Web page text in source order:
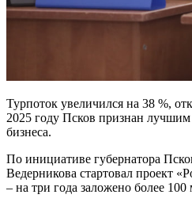
Турпоток увеличился на 38 %,
2025 году Псков признан
бизнеса.
По инициативе губернатора
Ведерникова стартовал проект
– на три года заложено более